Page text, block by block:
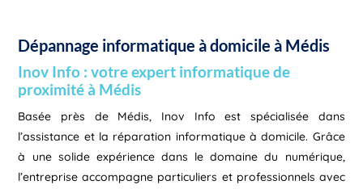
Dépannage informatique à domicile à Médis
Inov Info : votre expert informatique de
proximité à Médis
Basée près de Médis, Inov Info est spécialisée dans
l’assistance et la réparation informatique à domicile. Grâce
à une solide expérience dans le domaine du numérique,
l’entreprise accompagne particuliers et professionnels avec